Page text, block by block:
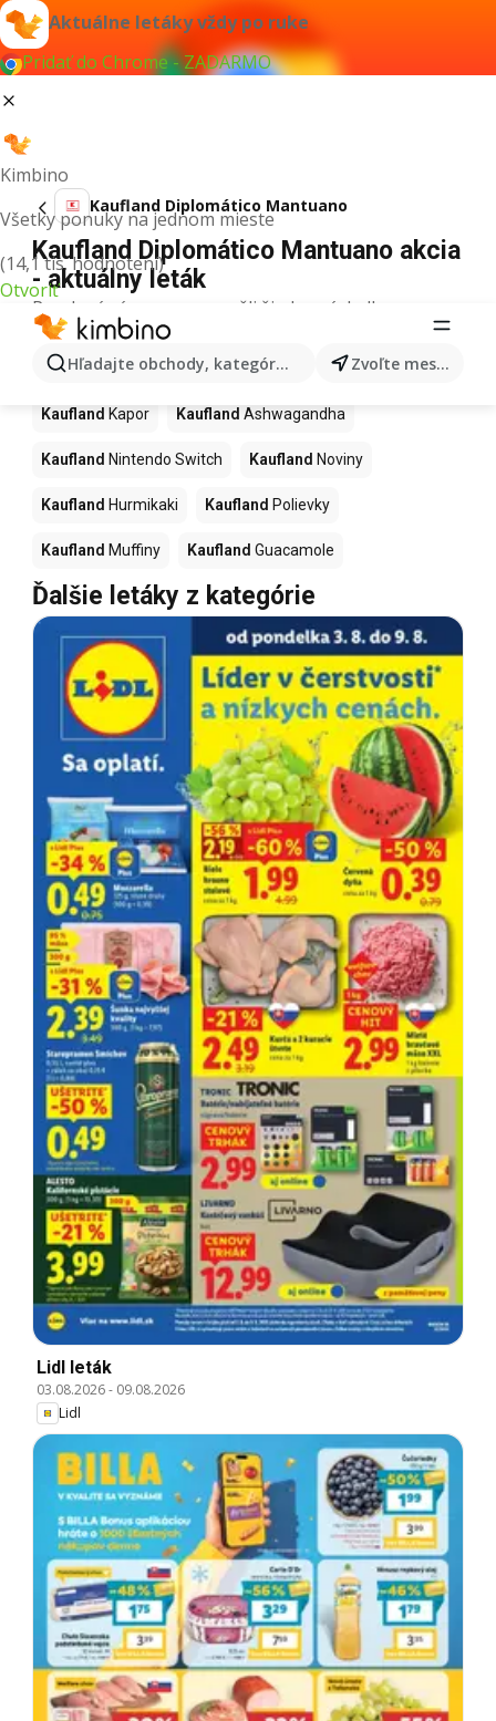
Aktuálne letáky vždy po ruke
Pridať do Chrome - ZADARMO
Kimbino
Všetky ponuky na jednom mieste
(14,1 tis. hodnotení)
Otvoriť
Hľadajte obchody, kategórie, produkty... Zvoľte mesto
Kaufland Diplomático Mantuano
Kaufland Diplomático Mantuano akcia
- aktuálny leták
Pre daný výraz sme nenašli žiadne výsledky.
Ďalšie produkty v obchodoch
Kaufland
Kaufland Kapor Kaufland Ashwagandha
Kaufland Nintendo Switch Kaufland Noviny
Kaufland Hurmikaki Kaufland Polievky
Kaufland Muffiny Kaufland Guacamole
Ďalšie letáky z kategórie
Lidl leták
03.08.2026- 09.08.2026
Lidl